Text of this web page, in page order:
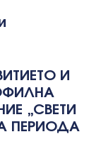
И
„СВЕТИ
ПЕРИОДА